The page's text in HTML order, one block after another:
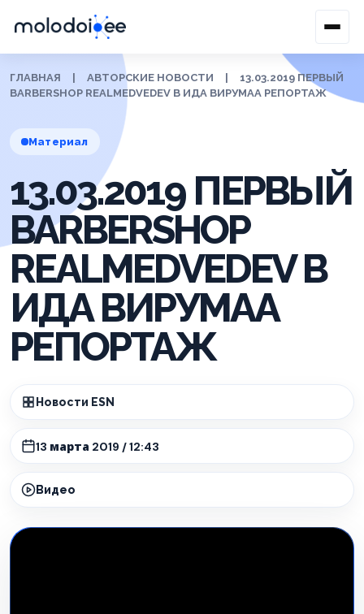
ГЛАВНАЯ АВТОРСКИЕ НОВОСТИ
13.03.2019 ПЕРВЫЙ
BARBERSHOP REALMEDVEDEV В ИДА ВИРУМАА РЕПОРТАЖ
Материал
13.03.2019 ПЕРВЫЙ
BARBERSHOP
REALMEDVEDEV В
ИДА ВИРУМАА
РЕПОРТАЖ
Новости ESN
13 марта 2019 / 12:43
Видео